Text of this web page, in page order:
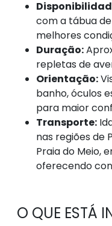
com a tábua
melhores
Duração:
repletas de
Orientação:
banho, óculos
para maior
Transporte:
nas regiões de
Praia do Meio,
oferecendo
O QUE ESTÁ